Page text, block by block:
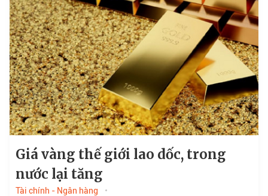
Giá vàng thế giới lao dốc, trong
nước lại tăng
Tài chính - Ngân hàng